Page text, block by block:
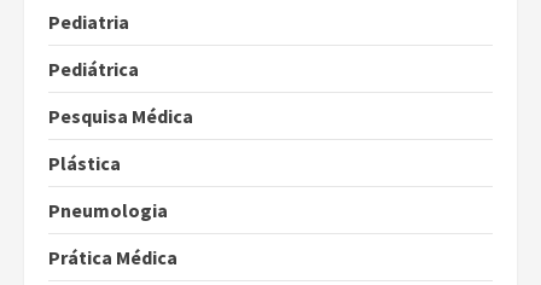
Pediatria
Pediátrica
Pesquisa Médica
Plástica
Pneumologia
Prática Médica